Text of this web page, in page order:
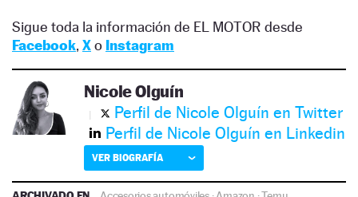
Sigue toda la información de EL MOTOR desde
Facebook, Xo Instagram
Nicole Olguín
Perfil de Nicole Olguín en Twitter
Perfil de Nicole Olguín en Linkedin
VER BIOGRAFÍA